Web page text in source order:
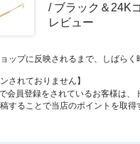
/ ブラック＆24K
レビュー
ップに反映されるまで、しばらく
されておりません】
会員登録をされているお客様は、
することで当店のポイントを取得